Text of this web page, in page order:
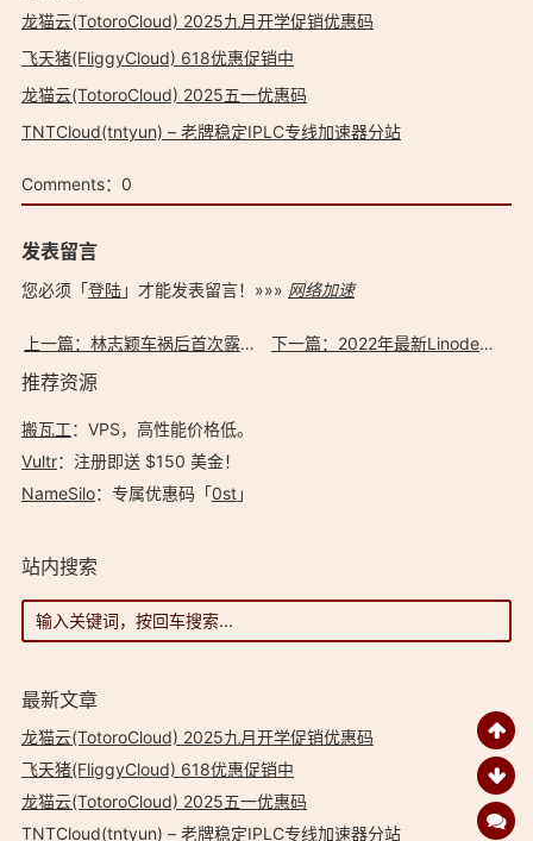
龙猫云(TotoroCloud) 2025九月开学促销优惠码
飞天猪(FliggyCloud) 618优惠促销中
龙猫云(TotoroCloud) 2025五一优惠码
TNTCloud(tntyun) – 老牌稳定IPLC专线加速器分站
Comments： 0
发表留言
您必须「登陆」才能发表留言！»»» 网络加速
上一篇：林志颖车祸后首次露面 恢复得不错 下一篇：2022年最新Linode优惠码 - 新用户注册赠送$100美金免费账户余额
推荐资源
搬瓦工：VPS，高性能价格低。️
Vultr：注册即送 $150 美金！
NameSilo：专属优惠码「0st」
站内搜索
最新文章
龙猫云(TotoroCloud) 2025九月开学促销优惠码
飞天猪(FliggyCloud) 618优惠促销中
龙猫云(TotoroCloud) 2025五一优惠码
TNTCloud(tntyun) – 老牌稳定IPLC专线加速器分站